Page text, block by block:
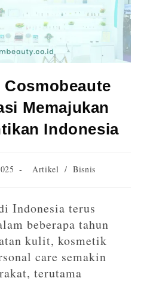
Cosmobeaute
Memajukan
Indonesia
Artikel / Bisnis
Indonesia terus
beberapa tahun
kulit, kosmetik
care semakin
terutama